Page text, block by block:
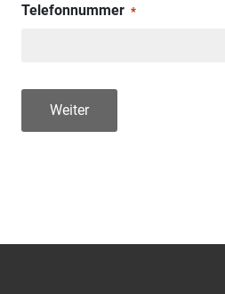
Telefonnummer *
Weiter